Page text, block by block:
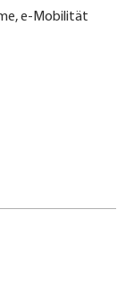
e-Mobilität